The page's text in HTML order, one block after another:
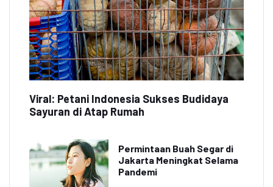
Viral: Petani Indonesia Sukses Budidaya
Sayuran di Atap Rumah
Permintaan Buah Segar di
Jakarta Meningkat Selama
Pandemi